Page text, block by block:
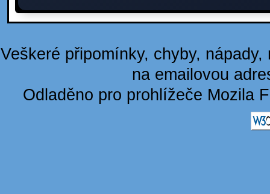
Veškeré připomínky, chyby,
na emailovou
Odladěno pro prohlížeče Mozila